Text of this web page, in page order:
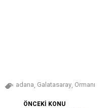
adana Galatasaray Ormanı
ÖNCEKİ KONU